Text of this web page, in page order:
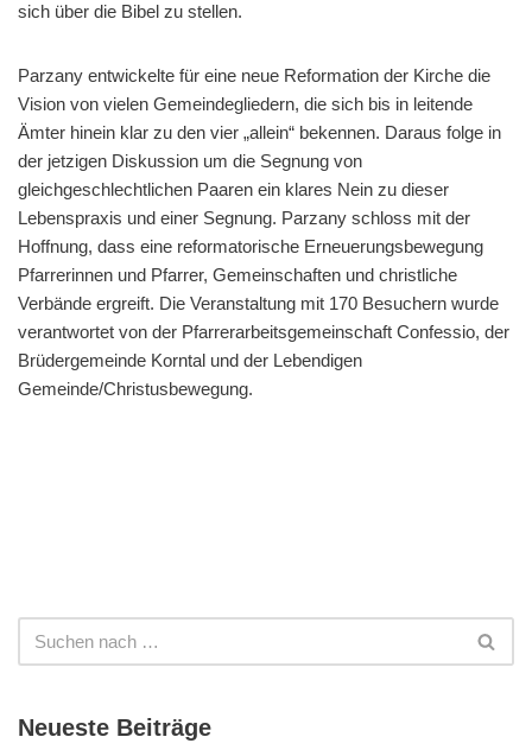
sich über die Bibel zu stellen.
Parzany entwickelte für eine neue Reformation der Kirche die
Vision von vielen Gemeindegliedern, die sich bis in leitende
Ämter hinein klar zu den vier „allein“ bekennen. Daraus folge in
der jetzigen Diskussion um die Segnung von
gleichgeschlechtlichen Paaren ein klares Nein zu dieser
Lebenspraxis und einer Segnung. Parzany schloss mit der
Hoffnung, dass eine reformatorische Erneuerungsbewegung
Pfarrerinnen und Pfarrer, Gemeinschaften und christliche
Verbände ergreift. Die Veranstaltung mit 170 Besuchern wurde
verantwortet von der Pfarrerarbeitsgemeinschaft Confessio, der
Brüdergemeinde Korntal und der Lebendigen
Gemeinde/Christusbewegung.
Neueste Beiträge